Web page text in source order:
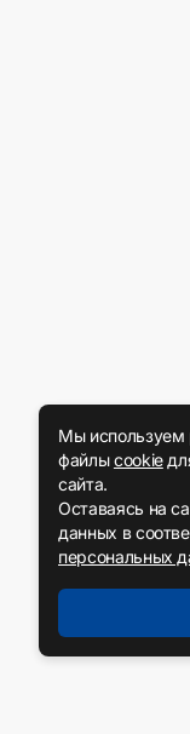
Мы используем
файлыcookie
сайта.
Оставаясь на
данных в
персональных